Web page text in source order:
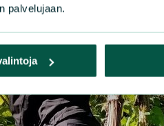
palvelujaan.